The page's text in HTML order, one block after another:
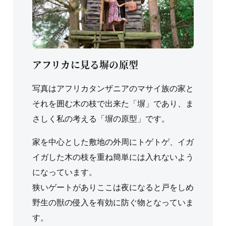
アフリカに見る塀の原型
写真はアフリカタンザニアのマサイ族の家と
それを囲む木の枝で出来た「塀」であり、ま
さしく私の考える「塀の原型」です。
家を中心とした敷地の外周にトゲトゲ、イガ
イガした木の枝を重ね簡単には入れないよう
になっています。
狭いゲートがありここは夜になると戸をしめ
野生の獣の侵入を有効に防ぐ物となっていま
す。